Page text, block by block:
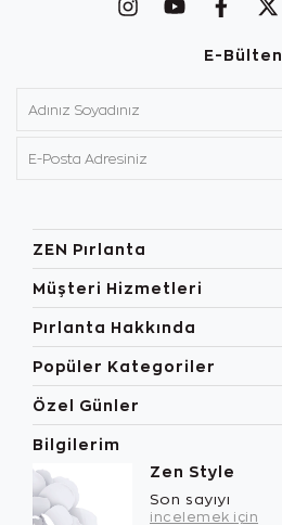
E-Bülten
ZEN Pırlanta
Müşteri Hizmetleri
Pırlanta Hakkında
Popüler Kategoriler
Özel Günler
Bilgilerim
Zen Style
Son sayıyı
incelemek için